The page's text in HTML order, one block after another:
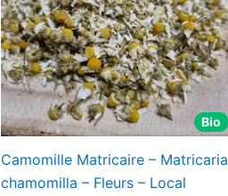
Bio
Camomille Matricaire – Matricaria
chamomilla – Fleurs – Local